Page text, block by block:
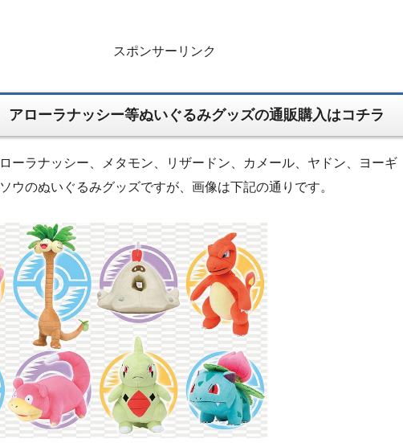
スポンサーリンク
アローラナッシー等ぬいぐるみグッズの通販購入はコチラ
ーラナッシー、メタモン、リザードン、カメール、ヤドン、ヨーギ
ウのぬいぐるみグッズですが、画像は下記の通りです。